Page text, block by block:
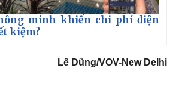
minh khiến chi phí điện
kiệm?
Lê Dũng/VOV-New Delhi